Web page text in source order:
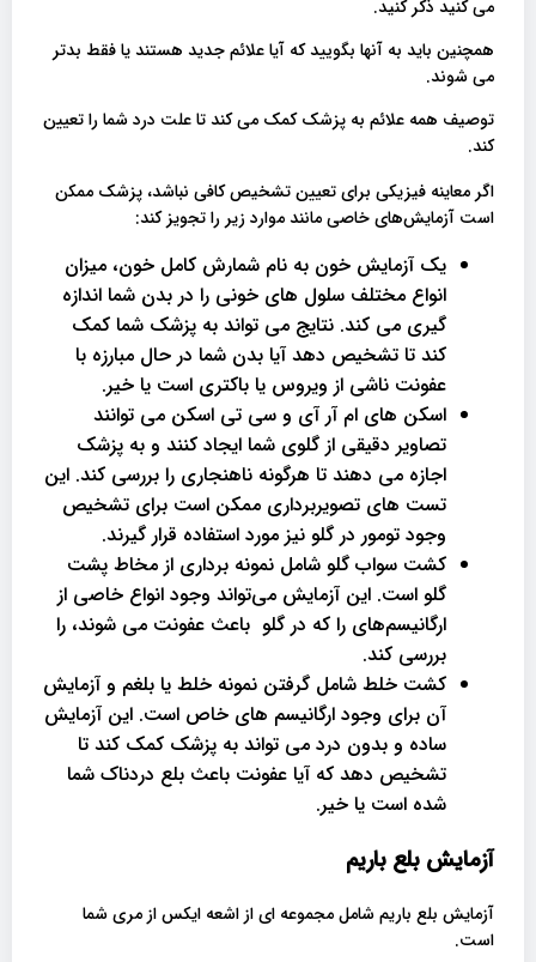
می کنید ذکر کنید.
همچنین باید به آنها بگویید که آیا علائم جدید هستند یا فقط بدتر
می شوند.
توصیف همه علائم به پزشک کمک می کند تا علت درد شما را تعیین
کند.
اگر معاینه فیزیکی برای تعیین تشخیص کافی نباشد، پزشک ممکن
است آزمایش‌های خاصی مانند موارد زیر را تجویز کند:
یک آزمایش خون به نام شمارش کامل خون، میزان
انواع مختلف سلول های خونی را در بدن شما اندازه
گیری می کند. نتایج می تواند به پزشک شما کمک
کند تا تشخیص دهد آیا بدن شما در حال مبارزه با
عفونت ناشی از ویروس یا باکتری است یا خیر.
اسکن های ام آر آی و سی تی اسکن می توانند
تصاویر دقیقی از گلوی شما ایجاد کنند و به پزشک
اجازه می دهند تا هرگونه ناهنجاری را بررسی کند. این
تست های تصویربرداری ممکن است برای تشخیص
وجود تومور در گلو نیز مورد استفاده قرار گیرند.
کشت سواب گلو شامل نمونه برداری از مخاط پشت
گلو است. این آزمایش می‌تواند وجود انواع خاصی از
ارگانیسم‌های را که در گلو باعث عفونت می شوند، را
بررسی کند.
کشت خلط شامل گرفتن نمونه خلط یا بلغم و آزمایش
آن برای وجود ارگانیسم های خاص است. این آزمایش
ساده و بدون درد می تواند به پزشک کمک کند تا
تشخیص دهد که آیا عفونت باعث بلع دردناک شما
شده است یا خیر.
آزمایش بلع باریم
آزمایش بلع باریم شامل مجموعه ای از اشعه ایکس از مری شما
است.